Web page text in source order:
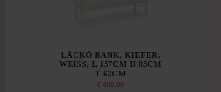
LÄCKÖ BANK, KIEFER,
WEISS, L 157CM H 85CM
T 62CM
€ 450,00